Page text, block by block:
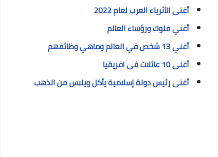
أغنى الأثرياء العرب لعام 2022
أغني ملوك ورؤساء العالم
أغني 13 شخص في العالم وماهي وظائفهم
أغنى 10 عائلات فى افريقيا
أغنى رئيس دولة إسلامية يأكل ويلبس من الذهب